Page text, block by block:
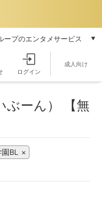
ープのエンタメサービス
/ゲーム/CD/DVD
子書籍
天マガジン
画配信
ログイン
成人向け
ぶーん） 【無
BL